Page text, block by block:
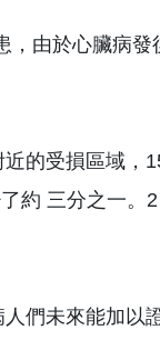
，由於心臟病
的受損區域，
約 三分之一。
們未來能加以